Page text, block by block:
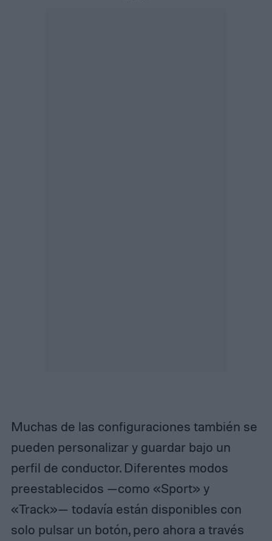
Muchas de las configuraciones también se
pueden personalizar y guardar bajo un
perfil de conductor. Diferentes modos
preestablecidos —como «Sport» y
«Track»— todavía están disponibles con
solo pulsar un botón, pero ahora a través